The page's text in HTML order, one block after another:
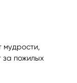
мудрости,
за пожилых